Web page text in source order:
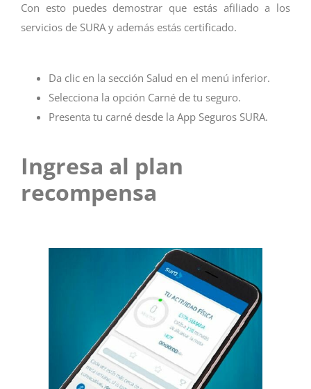
Con esto puedes demostrar que estás afiliado a los
servicios de SURA y además estás certificado.
Da clic en la sección Salud en el menú inferior.
Selecciona la opción Carné de tu seguro.
Presenta tu carné desde la App Seguros SURA.
Ingresa al plan
recompensa